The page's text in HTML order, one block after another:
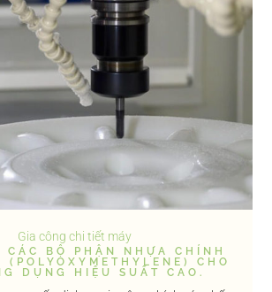
Gia công chi tiết máy
CÁC BỘ PHẬN NHỰA CHÍNH
(POLYOXYMETHYLENE) CHO
DỤNG HIỆU SUẤT CAO.